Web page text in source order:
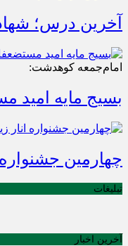
آخرین درس؛
امام‌جمعه کوهدشت:
بسیج مایه امید
چهارمین
تبلیغات
آخرین اخبار